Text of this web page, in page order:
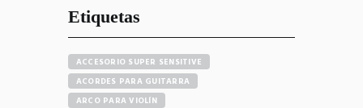
Etiquetas
ACCESORIO SUPER SENSITIVE
ACORDES PARA GUITARRA
ARCO PARA VIOLÍN